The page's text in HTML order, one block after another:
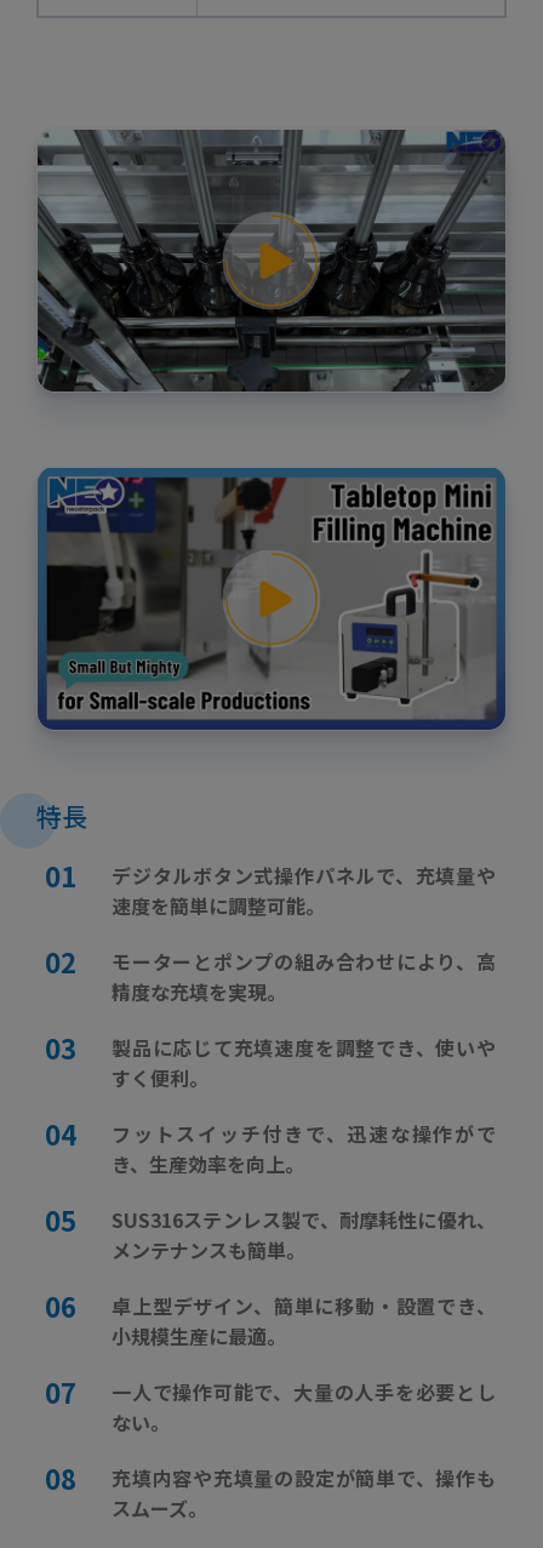
特長
デジタルボタン式操作パネルで、充填量や
速度を簡単に調整可能。
モーターとポンプの組み合わせにより、高
精度な充填を実現。
製品に応じて充填速度を調整でき、使いや
すく便利。
フットスイッチ付きで、迅速な操作がで
き、生産効率を向上。
SUS316ステンレス製で、耐摩耗性に優れ、
メンテナンスも簡単。
卓上型デザイン、簡単に移動・設置でき、
小規模生産に最適。
一人で操作可能で、大量の人手を必要とし
ない。
充填内容や充填量の設定が簡単で、操作も
スムーズ。